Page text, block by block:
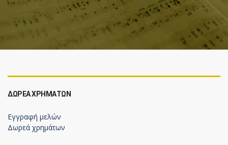
ΔΩΡΕΆ ΧΡΗΜΆΤΩΝ
Εγγραφή μελών
Δωρεά χρημάτων